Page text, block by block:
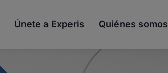
Únete a Experis Quiénes somos